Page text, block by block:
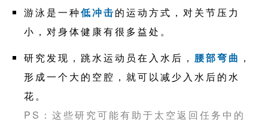
游泳是一种低冲击的运动方式，对关节压力
小，对身体健康有很多益处。
研究发现，跳水运动员在入水后， 腰部弯曲 ，
形成一个大的空腔，就可以减少入水后的水
花。
PS：这些研究可能有助于太空返回任务中的